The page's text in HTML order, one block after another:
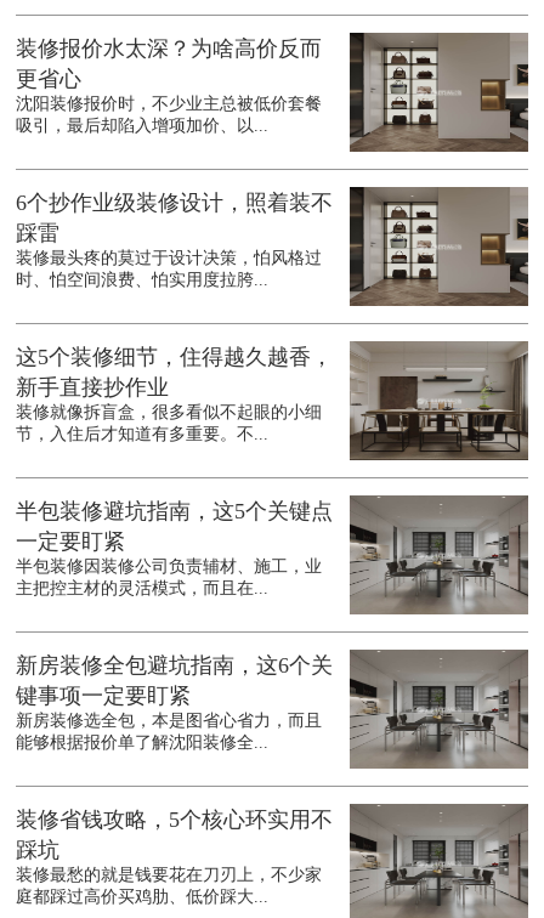
装修报价水太深？为啥高价反而
更省心
沈阳装修报价时，不少业主总被低价套餐
吸引，最后却陷入增项加价、以...
6个抄作业级装修设计，照着装不
踩雷
装修最头疼的莫过于设计决策，怕风格过
时、怕空间浪费、怕实用度拉胯...
这5个装修细节，住得越久越香，
新手直接抄作业
装修就像拆盲盒，很多看似不起眼的小细
节，入住后才知道有多重要。不...
半包装修避坑指南，这5个关键点
一定要盯紧
半包装修因装修公司负责辅材、施工，业
主把控主材的灵活模式，而且在...
新房装修全包避坑指南，这6个关
键事项一定要盯紧
新房装修选全包，本是图省心省力，而且
能够根据报价单了解沈阳装修全...
装修省钱攻略，5个核心环实用不
踩坑
装修最愁的就是钱要花在刀刃上，不少家
庭都踩过高价买鸡肋、低价踩大...